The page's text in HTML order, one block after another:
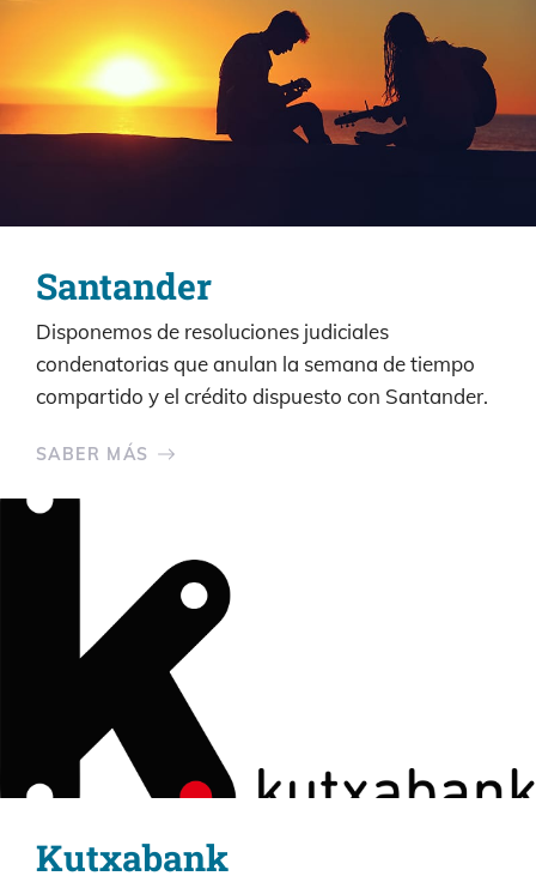
Santander
Disponemos de resoluciones judiciales
condenatorias que anulan la semana de tiempo
compartido y el crédito dispuesto con Santander.
SABER MÁS
Kutxabank